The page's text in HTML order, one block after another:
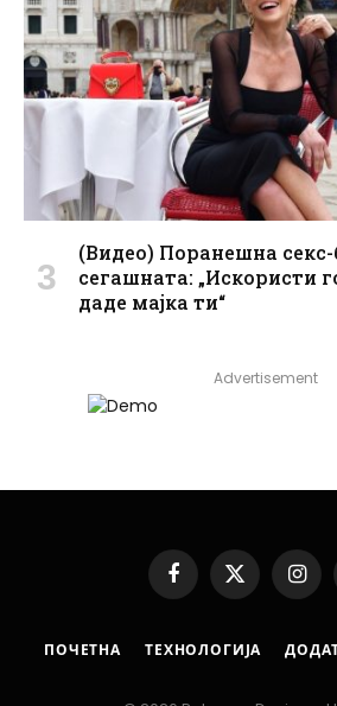
(Видео) Поранешна секс-
сегашната: „Искористи
даде мајка ти“
Advertisement
Facebook
X
(Twitter)
ПОЧЕТНА ТЕХНОЛОГИЈА